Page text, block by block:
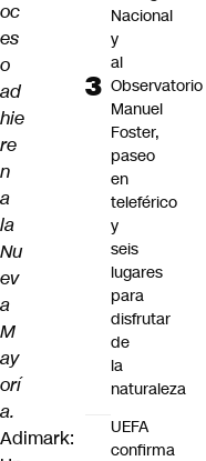
oc
es
o
ad
hie
re
n
a
la
Nu
ev
a
M
ay
orí
a.
Adimark:
Nacional
y
al
Observatorio
Manuel
Foster,
paseo
en
teleférico
y
seis
lugares
para
disfrutar
de
la
naturaleza
UEFA
confirma